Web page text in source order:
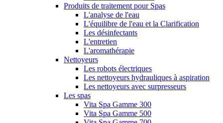
Produits de traitement pour Spas
L'analyse de l'eau
L'équilibre de l'eau et la Clarification
Les désinfectants
L'entretien
L'aromathérapie
Nettoyeurs
Les robots électriques
Les nettoyeurs hydrauliques à aspiration
Les nettoyeurs avec surpresseurs
Les spas
Vita Spa Gamme 300
Vita Spa Gamme 500